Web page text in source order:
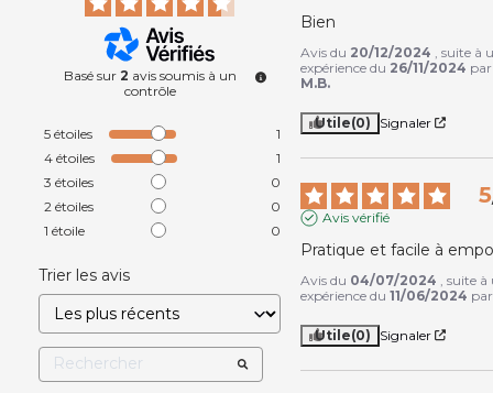
Basé sur 2 avis soumis à un
contrôle
5 étoiles
1
4 étoiles
1
3 étoiles
0
2 étoiles
0
1 étoile 0
Trier les avis
Bien
Avis du 20/12/2024
, suite à
expérience du 26/11/2024 par
M.B.
Utile(0) Signaler
5
Avis vérifié
Pratique et facile à
Avis du 04/07/2024
, suite
expérience du11/06/2024
Utile(0) Signaler